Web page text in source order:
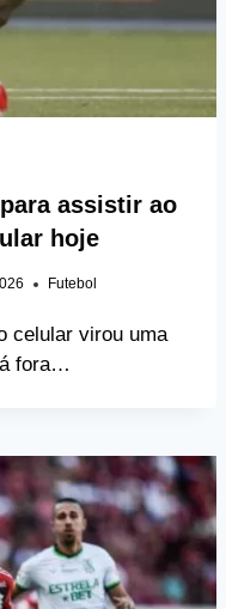
assistir ao
hoje
Futebol
celular virou uma
fora…